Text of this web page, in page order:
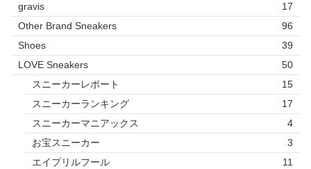
gravis
17
Other Brand Sneakers
96
Shoes
39
LOVE Sneakers
50
スニーカーレポート
15
スニーカーランキング
17
スニーカーマニアックス
4
お宝スニーカー
3
エイプリルフール
11